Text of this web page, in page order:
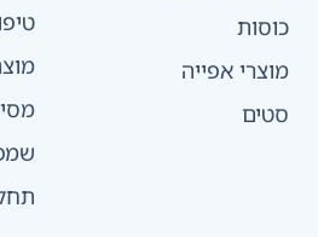
כוסות
מוצרי אפייה
סטים